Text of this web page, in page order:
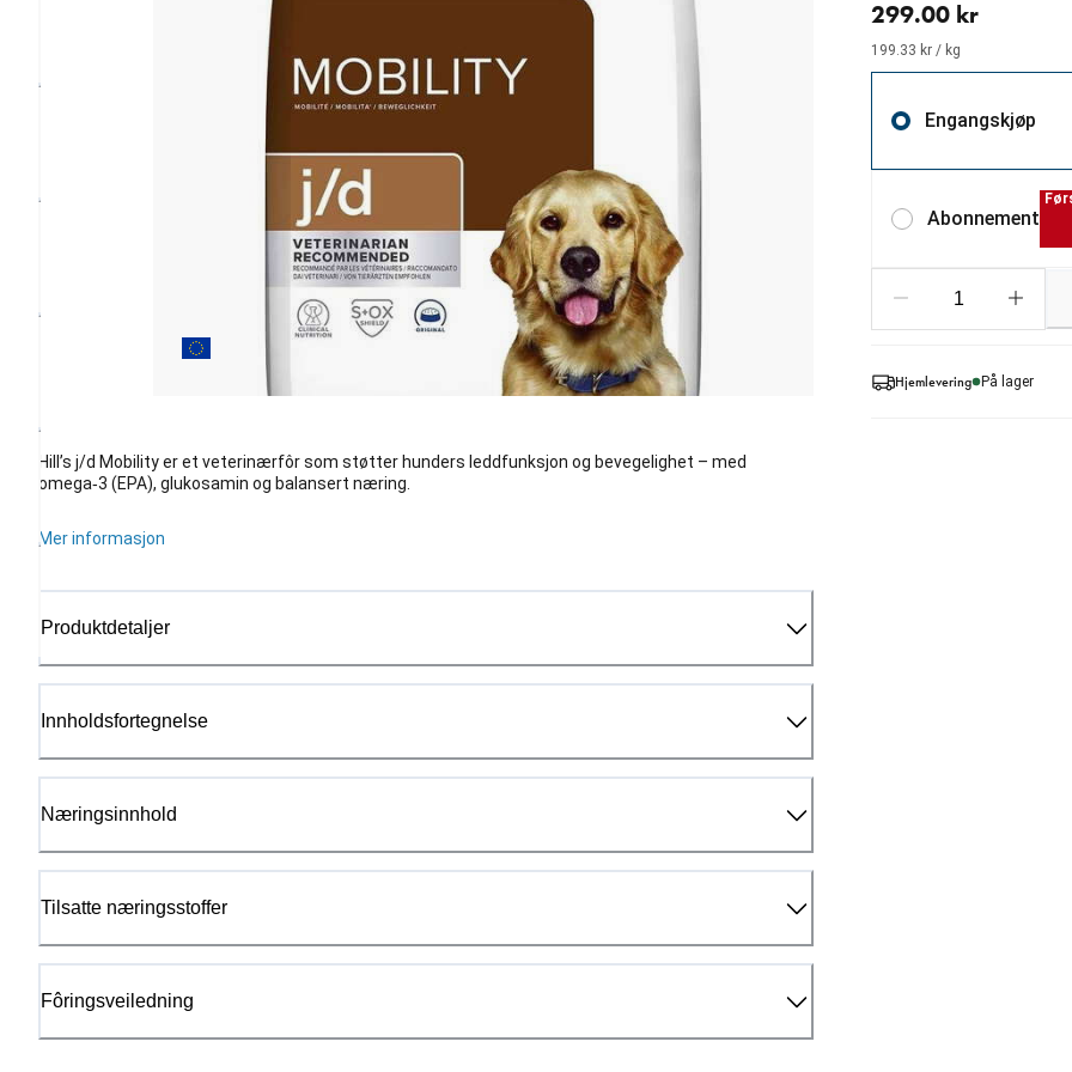
Hill’s j/d Mobility er et veterinærfôr som støtter hunders leddfunksjon og bevegelighet – med
omega‑3 (EPA), glukosamin og balansert næring.
Mer informasjon
Produktdetaljer
Innholdsfortegnelse
Næringsinnhold
Tilsatte næringsstoffer
Fôringsveiledning
299.00 kr
199.33 kr / kg
Engangskjøp
Abonnement
Hjemlevering På lager